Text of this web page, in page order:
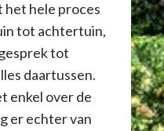
het hele proces
tot achtertuin,
tot
daartussen.
enkel over de
er echter van